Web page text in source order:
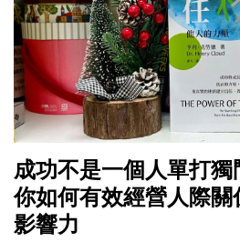
成功不是一個人單打
你如何有效經營人際關
影響力